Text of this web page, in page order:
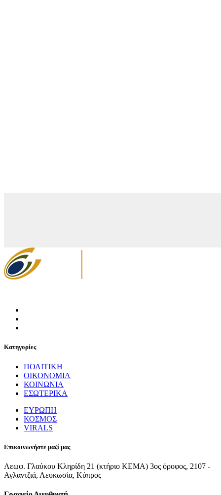
Κατηγορίες
ΠΟΛΙΤΙΚΗ
ΟΙΚΟΝΟΜΙΑ
ΚΟΙΝΩΝΙΑ
ΕΣΩΤΕΡΙΚΑ
ΕΥΡΩΠΗ
ΚΟΣΜΟΣ
VIRALS
Επικοινωνήστε μαζί μας
Λεωφ. Γλαύκου Κληρίδη 21 (κτήριο ΚΕΜΑ) 3ος όροφος, 2107 -
Αγλαντζιά, Λευκωσία, Κύπρος